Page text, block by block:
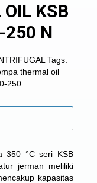
KSB
250 N
Tags:
thermal oil
250
350 °C seri KSB
jerman meliliki
kapasitas